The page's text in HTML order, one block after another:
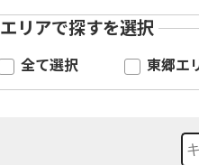
エリアで探すを選択
全て選択 東郷エ